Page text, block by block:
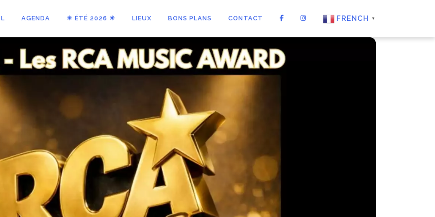
AGENDA ☀ ÉTÉ 2026 ☀ LIEUX BONS PLANS CONTACT FRENCH ▼